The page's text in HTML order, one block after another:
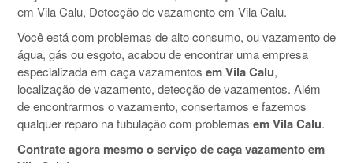
em Vila Calu, Detecção de vazamento em Vila Calu.
Você está com problemas de alto consumo, ou vazamento de
água, gás ou esgoto, acabou de encontrar uma empresa
especializada em caça vazamentos em Vila Calu,
localização de vazamento, detecção de vazamentos. Além
de encontrarmos o vazamento, consertamos e fazemos
qualquer reparo na tubulação com problemas em Vila Calu.
Contrate agora mesmo o serviço de caça vazamento em